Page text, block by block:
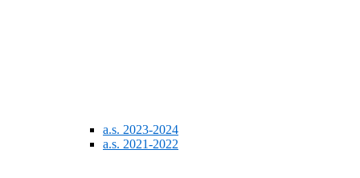
a.s. 2023-2024
a.s. 2021-2022